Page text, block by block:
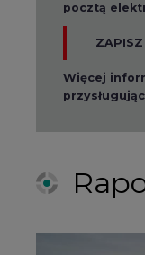
pocztą
ZAPISZ
Więcej